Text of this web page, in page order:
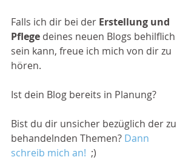
Falls ich dir bei der Erstellung und
Pflege deines neuen Blogs behilflich
sein kann, freue ich mich von dir zu
hören.
Ist dein Blog bereits in Planung?
Bist du dir unsicher bezüglich der zu
behandelnden Themen? Dann
schreib mich an! ;)